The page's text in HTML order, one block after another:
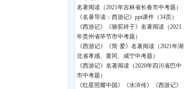
名著阅读（2021年吉林省长春市中考题）
《名著导读：西游记》ppt课件（34页）
《西游记》《骆驼祥子》名著阅读（2021
年贵州省毕节市中考题）
《西游记》《简·爱》名著阅读（2021年湖
北省孝感、黄冈、咸宁中考题）
《西游记》名著阅读（2020年四川省巴中
市中考题）
《红星照耀中国》《水浒传》《西游记》